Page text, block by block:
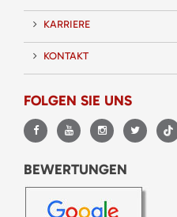
KARRIERE
KONTAKT
FOLGEN SIE UNS
BEWERTUNGEN